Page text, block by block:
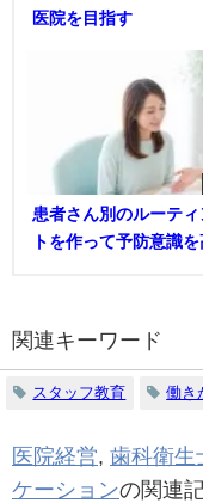
医院を目指す
患者さん別のルーティ
トを作って予防意識
関連キーワード
スタッフ教育 働き
医院経営, 歯科衛生
ケーションの関連